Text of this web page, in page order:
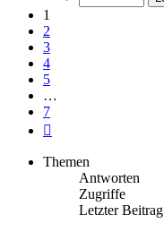
1
2
3
4
5
…
7
Themen
Antworten
Zugriffe
Letzter Beitrag